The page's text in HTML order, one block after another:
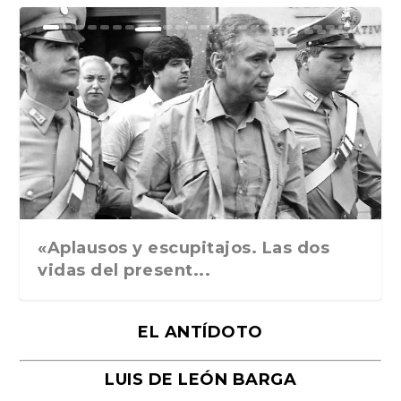
Ground Rules. Alejan...
«Rafael: Poesía subl...
Bienvenidos al circo...
Georges de La Tour. ...
Robert Capa: la hist...
«Aplausos y escupitajos. Las dos
vidas del present...
EL ANTÍDOTO
LUIS DE LEÓN BARGA